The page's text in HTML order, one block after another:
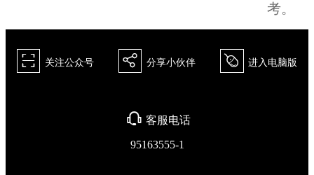
考。
򰀁 关注公众号 򰀂 分享小伙伴 򰀄 进入电脑版
򰀃 客服电话
95163555-1